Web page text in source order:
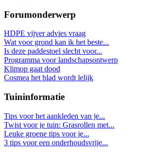
Forumonderwerp
HDPE vijver advies vraag
Wat voor grond kan ik het beste...
Is deze paddestoel slecht voor...
Programma voor landschapsontwerp
Klimop gaat dood
Cosmea het blad wordt lelijk
Tuininformatie
Tips voor het aankleden van je...
Twist voor je tuin: Grasrollen met...
Leuke groene tips voor je...
3 tips voor een onderhoudsvrije...